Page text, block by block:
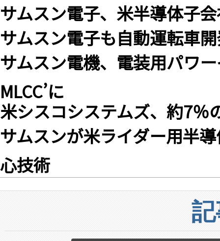
サムスン電子、米半導体子
サムスン電子も自動運転車
サムスン電機、電装用パワ
MLCC’に
米シスコシステムズ、約7％
サムスンが米ライダー用半
心技術